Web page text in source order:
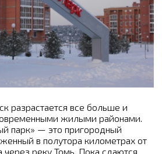
разрастается все больше и
жилыми районами.
парк» — это пригородный
в полутора километрах от
через реку Томь. Пока сдаются